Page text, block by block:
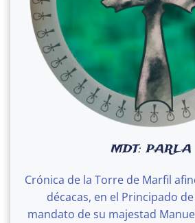
MDT: PARLA
Crónica de la Torre de Marfil
décacas, en el Principado
mandato de su majestad